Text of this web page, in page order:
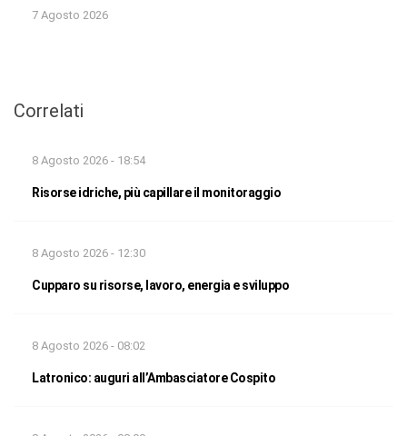
7 Agosto 2026
Correlati
8 Agosto 2026 - 18:54
Risorse idriche, più capillare il monitoraggio
8 Agosto 2026 - 12:30
Cupparo su risorse, lavoro, energia e sviluppo
8 Agosto 2026 - 08:02
Latronico: auguri all’Ambasciatore Cospito